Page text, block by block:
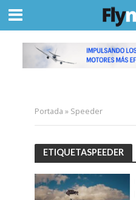
Portada » Speeder
ETIQUETASPEEDER